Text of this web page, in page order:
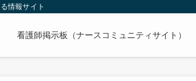
情報サイト
看護師掲示板（ナースコミュニティサイト）